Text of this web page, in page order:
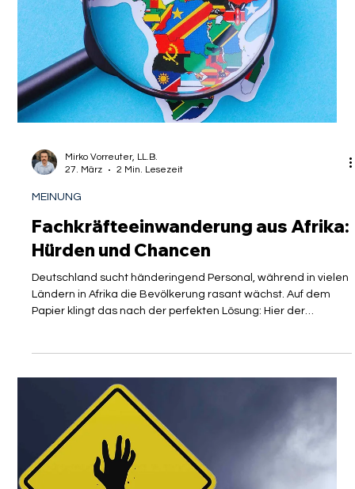
3. Apr.
3 Min. Lesezeit
MEINUNG
Migrationsforschung: Landesbeirat
für Integration gibt Wegweiser für
Migrationspolitik in Baden-
Die politische Debatte um Migration gleicht in diesen Tagen
oft einem lodernden Feuer, das eher durch Emotionen als
durch Fakten genährt wird. Während in Talkshows und
gestritten wird, vollzieht sich in den Beratungszimmern der
Experten eine weitaus leisere, aber fundamental wichtigere
jahrelange Fortschritte der Vernunft gegen kurzfristige
rhetorische Geländegewinne einzuta